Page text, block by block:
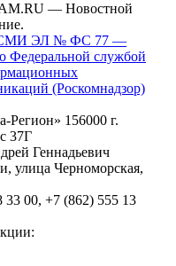
— Новостной
СМИ ЭЛ № ФС 77 —
Федеральной службой
(Роскомнадзор)
156000 г.
37Г
Геннадьевич
улица Черноморская,
00, +7 (862) 555 13